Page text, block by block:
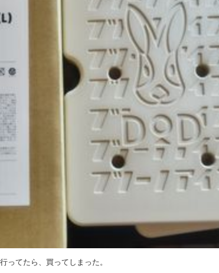
ってたら、買ってしまった。